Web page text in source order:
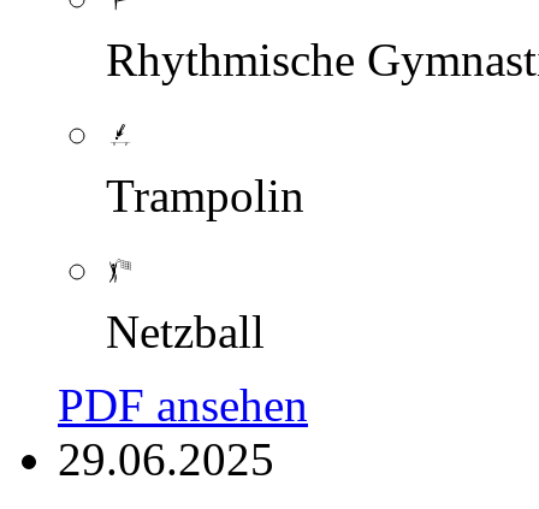
Rhythmische
Trampolin
Netzball
PDF ansehen
29.06.2025